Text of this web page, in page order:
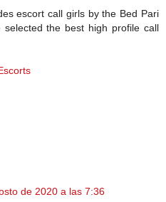
escort call girls by the Bed Pari
selected the best high profile call
de 2020 a las 7:36